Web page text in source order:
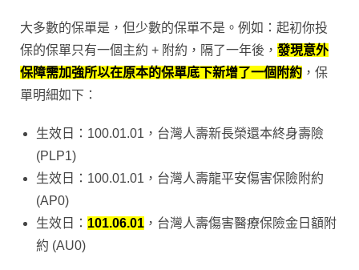
大多數的保單是，但少數的保單不是。例如：起初你投
保的保單只有一個主約 + 附約，隔了一年後， 發現意外
保障需加強所以在原本的保單底下新增了一個附約 ， 保
單明細如下 ：
生效日：100.01.01，台灣人壽新長榮還本終身壽險
(PLP1)
生效日：100.01.01，台灣人壽龍平安傷害保險附約
(AP0)
生效日： 101.06.01 ，台灣人壽傷害醫療保險金日額附
約 (AU0)